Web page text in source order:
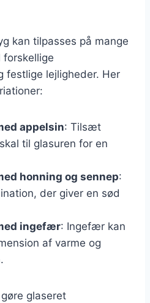
kan tilpasses på mange
forskellige
festlige lejligheder. Her
appelsin: Tilsæt
til glasuren for en
honning og sennep:
der giver en sød
ingefær: Ingefær kan
af varme og
glaseret